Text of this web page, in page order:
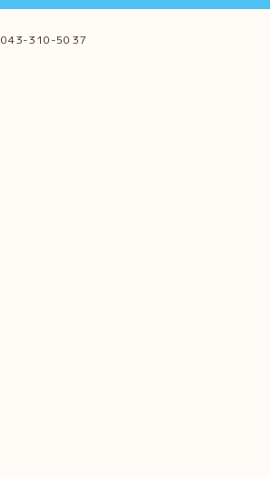
043-310-5037